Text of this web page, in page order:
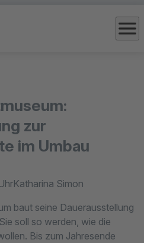
menu
zur
im Umbau
Katharina Simon
baut seine Dauerausstellung
soll so werden, wie die
Bis zum Jahresende